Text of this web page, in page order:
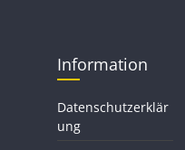
Information
Datenschutzerklär
ung